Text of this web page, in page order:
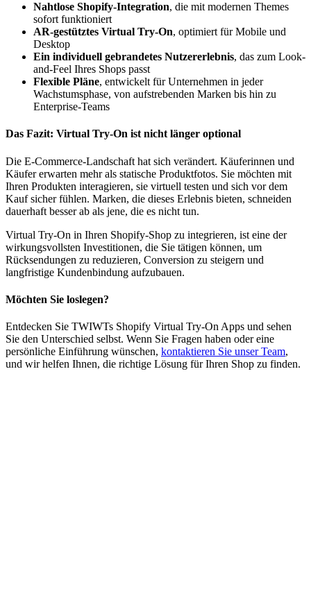
Nahtlose Shopify-Integration, die mit modernen Themes
sofort funktioniert
AR-gestütztes Virtual Try-On, optimiert für Mobile und
Desktop
Ein individuell gebrandetes Nutzererlebnis, das zum Look-
and-Feel Ihres Shops passt
Flexible Pläne, entwickelt für Unternehmen in jeder
Wachstumsphase, von aufstrebenden Marken bis hin zu
Enterprise-Teams
Das Fazit: Virtual Try-On ist nicht länger optional
Die E-Commerce-Landschaft hat sich verändert. Käuferinnen und
Käufer erwarten mehr als statische Produktfotos. Sie möchten mit
Ihren Produkten interagieren, sie virtuell testen und sich vor dem
Kauf sicher fühlen. Marken, die dieses Erlebnis bieten, schneiden
dauerhaft besser ab als jene, die es nicht tun.
Virtual Try-On in Ihren Shopify-Shop zu integrieren, ist eine der
wirkungsvollsten Investitionen, die Sie tätigen können, um
Rücksendungen zu reduzieren, Conversion zu steigern und
langfristige Kundenbindung aufzubauen.
Möchten Sie loslegen?
Entdecken Sie TWIWTs Shopify Virtual Try-On Apps und sehen
Sie den Unterschied selbst. Wenn Sie Fragen haben oder eine
persönliche Einführung wünschen, kontaktieren Sie unser Team,
und wir helfen Ihnen, die richtige Lösung für Ihren Shop zu finden.